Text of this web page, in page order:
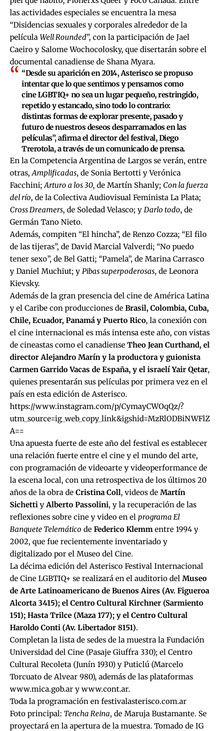
las actividades especiales se encuentra la mesa
“Disidencias sexuales y corporales alrededor de la
película Well Rounded”, con la participación de Jael
Caeiro y Salome Wochocolosky, que disertarán sobre el
documental canadiense de Shana Myara.
“Desde su aparición en 2014, Asterisco se propuso
intentar que lo que sentimos y pensamos como
cine LGBTIQ+ no sea un lugar pequeño, restringido,
repetido y estancado, sino todo lo contrario:
distintas formas de explorar presente, pasado y
futuro de nuestros deseos desparramados en las
películas”, afirma el director del festival, Diego
Trerotola, a través de un comunicado de prensa.
En la Competencia Argentina de Largos se verán, entre
otras,Amplificadas, de Sonia Bertotti y Verónica
Facchini;Arturo a los 30, de Martín Shanly; Con la fuerza
del río, de la Colectiva Audiovisual Feminista La Plata;
Cross Dreamers, de Soledad Velasco; y Darlo todo, de
Germán Tano Nieto.
Además, compiten “El hincha”, de Renzo Cozza; “El filo
de las tijeras”, de David Marcial Valverdi; “No puedo
tener sexo”, de Bel Gatti; “Pamela”, de Marina Carrasco
y Daniel Muchiut; y Pibas superpoderosas, de Leonora
Kievsky.
Además de la gran presencia del cine de América Latina
y el Caribe con producciones de Brasil, Colombia, Cuba,
Chile, Ecuador, Panamá y Puerto Rico, la conexión con
el cine internacional es más intensa este año, con vistas
de cineastas como el canadiense Theo Jean Curthand, el
director Alejandro Marín y la productora y guionista
Carmen Garrido Vacas de España, y el israelí Yair Qetar,
quienes presentarán sus películas por primera vez en el
país en esta edición de Asterisco.
https://www.instagram.com/p/CymayCWOqQz/?
utm_source=ig_web_copy_link&igshid=MzRlODBiNWFlZ
A==
Una apuesta fuerte de este año del festival es establecer
una relación fuerte entre el cine y el mundo del arte,
con programación de videoarte y videoperformance de
la escena local, con una retrospectiva de los últimos 20
años de la obra de Cristina Coll, videos de Martín
Sichetti yAlberto Passolini, y la recuperación de las
reflexiones sobre cine y video en el programa El
Banquete Telemático de Federico Klemm entre 1994 y
2002, que fue recientemente inventariado y
digitalizado por el Museo del Cine.
La décima edición del Asterisco Festival Internacional
de Cine LGBTIQ+ se realizará en el auditorio del Museo
de Arte Latinoamericano de Buenos Aires (Av. Figueroa
Alcorta 3415); el Centro Cultural Kirchner (Sarmiento
151); Hasta Trilce (Maza 177); y el Centro Cultural
Haroldo Conti (Av. Libertador 8151).
Completan la lista de sedes de la muestra la Fundación
Universidad del Cine (Pasaje Giuffra 330); el Centro
Cultural Recoleta (Junín 1930) y Puticlú (Marcelo
Torcuato de Alvear 980), además de las plataformas
www.mica.gob.ar y www.cont.ar.
Toda la programación en festivalasterisco.com.ar
Foto principal: Tencha Reina, de Maruja Bustamante. Se
proyectará en la apertura de la muestra. Tomado de IG